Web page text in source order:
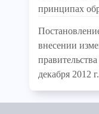
принципах
внесении
декабря 2012